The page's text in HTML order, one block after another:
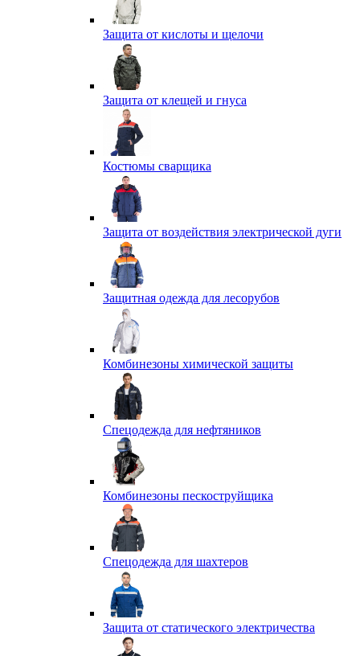
Защита от кислоты и щелочи
Защита от клещей и гнуса
Костюмы сварщика
Защита от воздействия электрической дуги
Защитная одежда для лесорубов
Комбинезоны химической защиты
Спецодежда для нефтяников
Комбинезоны пескоструйщика
Спецодежда для шахтеров
Защита от статического электричества